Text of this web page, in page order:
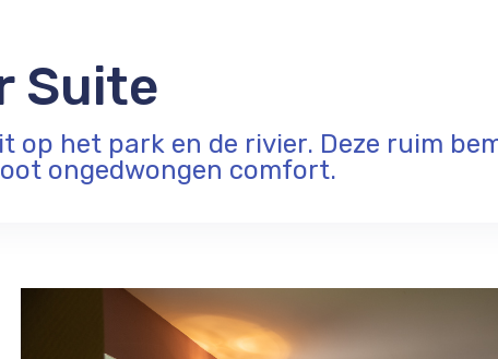
Suite
op het park en de rivier. Deze ruim
ongedwongen comfort.